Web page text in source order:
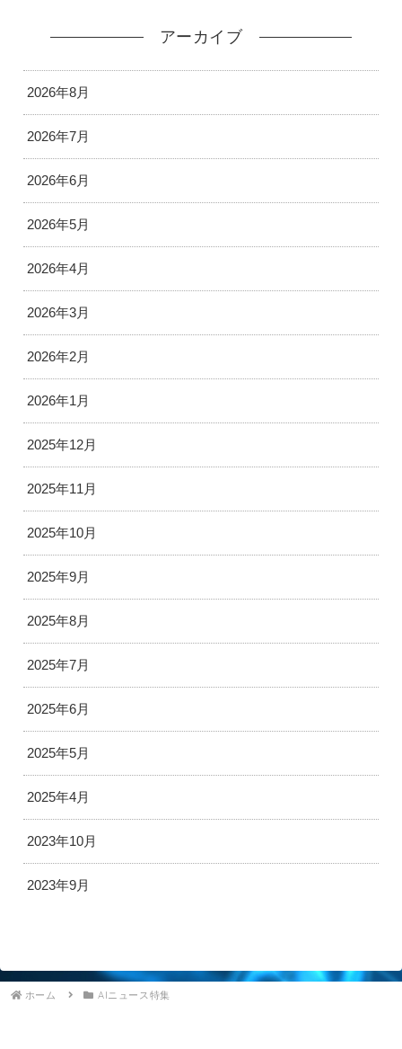
アーカイブ
2026年8月
2026年7月
2026年6月
2026年5月
2026年4月
2026年3月
2026年2月
2026年1月
2025年12月
2025年11月
2025年10月
2025年9月
2025年8月
2025年7月
2025年6月
2025年5月
2025年4月
2023年10月
2023年9月
ホーム AIニュース特集